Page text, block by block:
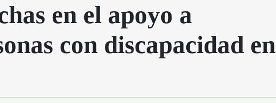
en el apoyo a
con discapacidad en